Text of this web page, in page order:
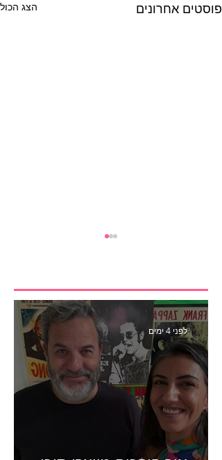
פוסטים אחרונים הצג הכול
״אני לא רציתי לעשות את
המיקרו דרמה״- פרק 442
עם איילת ניצן סמנכ״לית
השיווק של יד2
לפני 4 ימים